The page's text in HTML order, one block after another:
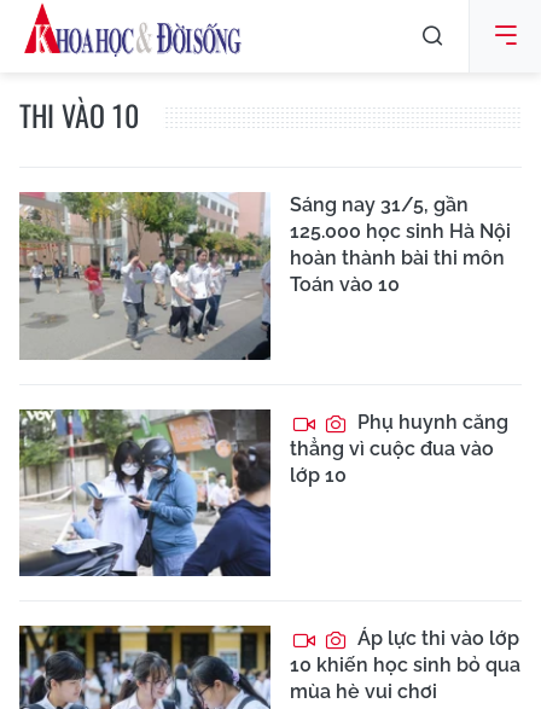
THI VÀO 10
Sáng nay 31/5, gần
125.000 học sinh Hà Nội
hoàn thành bài thi môn
Toán vào 10
Phụ huynh căng
thẳng vì cuộc đua vào
lớp 10
Áp lực thi vào lớp
10 khiến học sinh bỏ qua
mùa hè vui chơi